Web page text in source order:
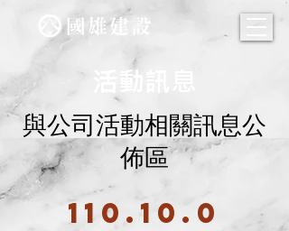
活動訊息
與公司活動相關訊息公
佈區
110.10.0